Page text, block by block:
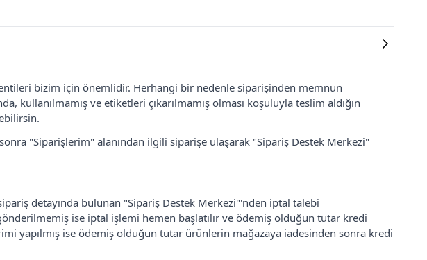
bizim için önemlidir. Herhangi bir nedenle siparişinden memnun
kullanılmamış ve etiketleri çıkarılmamış olması koşuluyla teslim aldığın
"Siparişlerim" alanından ilgili siparişe ulaşarak "Sipariş Destek Merkezi"
detayında bulunan "Sipariş Destek Merkezi"'nden iptal talebi
ise iptal işlemi hemen başlatılır ve ödemiş olduğun tutar kredi
yapılmış ise ödemiş olduğun tutar ürünlerin mağazaya iadesinden sonra kredi